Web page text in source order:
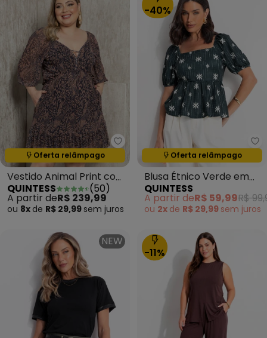
Quintess - Vestido Animal
Oferta relâmpago
Termina em:17:28:25
Vestido Animal Print com
Decote Profundo
QUINTESS (50)
A partir deR$ 239,99
semjuros
-40%
Oferta relâmpago
Termina em:17:28:25
Blusa Étnico Verde em
Malha Texturizada
QUINTESS
A partir deR$ 59,99R$
semjuros
NEW
-11%